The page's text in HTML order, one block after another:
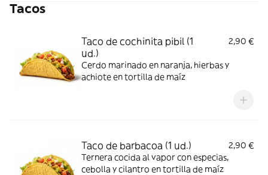
Tacos
Taco de cochinita pibil (1
ud.)
2,90 €
Cerdo marinado en naranja, hierbas y
achiote en tortilla de maíz
Taco de barbacoa (1 ud.)
2,90 €
Ternera cocida al vapor con especias,
cebolla y cilantro en tortilla de maíz